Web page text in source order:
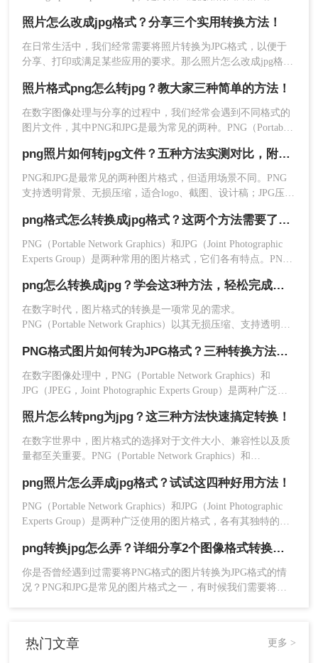
1、在手机应用商店中搜索并下载一个支持PNG转
JPG转换的应用程序，如QuickPic、Photo Editor
等。
3、在应用程序的设置或编辑选项中，选择保存格式
为JPEG（JPG）。
4、保存更改，这样你就得到了JPG格式的照片。
注意事项：
在转换过程中，由于JPEG格式是有损压缩，可能会
导致一定程度的图像质量损失。因此，在调整图像
质量设置时，要权衡文件大小和图像质量之间的关
系。
隐私保护。尽量避免上传包含敏感信息的照片。
转换后的JPG文件应该与原始PNG照片在视觉上保
持一致，包括颜色、分辨率等。如有需要，可以在
通过以上三种方法中的任何一种，你都可以轻松地
将PNG格式的照片转换为JPG格式，以满足不同的
使用需求。无论是为了减小文件大小，还是为了在
特定平台上发布，JPG格式都是一个很好的选择。
有损压缩特性，广泛应用于网页和摄影领域，因为它能在保持
较好图像质量的同时减小文件大小。那么png怎么转jpg格式照
片呢？，以下是一些方法和步骤。
照片怎么改成jpg格式？分享三个实用转换方法！
在日常生活中，我们经常需要将照片转换为JPG格式，以便于
分享、打印或满足某些应用的要求。那么照片怎么改成jpg格式
都有其特点和适用场景，您可以根据自己的需求选择最合适的
方式。
照片格式png怎么转jpg？教大家三种简单的方法！
在数字图像处理与分享的过程中，我们经常会遇到不同格式的
图片文件，其中PNG和JPG是最为常见的两种。PNG（Portable
青睐，而JPG（Joint Photographic Experts Group）则因其较高的
压缩比和广泛的兼容性成为网络传输和打印的首选格式
png照片如何转jpg文件？五种方法实测对比，附各场景最优选!！
PNG和JPG是最常见的两种图片格式，但适用场景不同。PNG
支持透明背景、无损压缩，适合logo、截图、设计稿；JPG压缩
件照提交。很多时候我们需要把PNG转成JPG——但不同方法
在转换质量、操作效率、数据安全方面差异很大，选错方法可
能导致图片模糊、色彩失真，甚至透明背景变成黑底。
png格式怎么转换成jpg格式？这两个方法需要了解！
PNG（Portable Network Graphics）和JPG（Joint Photographic
Experts Group）是两种常用的图片格式，它们各有特点。PNG
照片和有连续色调的图片。如果你有一张PNG图片，并希望将
其转换为JPG格式，那么png格式怎么转换成jpg格式呢？以下是
二种简单的方法。
png怎么转换成jpg？学会这3种方法，轻松完成图片转换！
在数字时代，图片格式的转换是一项常见的需求。
PNG（Portable Network Graphics）以其无损压缩、支持透明背
载、邮件附件或打印时，JPG（JPEG，Joint Photographic
Experts Group）格式因其较小的文件体积和广泛的兼容性而更
受欢迎。本文将详细解析png怎么转换成jpg，并提供几种实用
的转换方法。
PNG格式图片如何转为JPG格式？三种转换方法了解一下！
在数字图像处理中，PNG（Portable Network Graphics）和
JPG（JPEG，Joint Photographic Experts Group）是两种广泛使
称，非常适合用于需要高清晰度和透明背景的图像，如网页图
标、Logo等。而JPG则以其高效的压缩算法和广泛的兼容性
照片怎么转png为jpg？这三种方法快速搞定转换！
在数字世界中，图片格式的选择对于文件大小、兼容性以及质
量都至关重要。PNG（Portable Network Graphics）和
式，各有其特点。PNG格式以其无损压缩和透明背景支持而闻
名，而JPG则以较小的文件尺寸和广泛的兼容性在网页和社交
媒体上广受欢迎。因此，在某些情况下，您可能需要将PNG格
式的照片转换为JPG格式。那么照片怎么转png为jpg呢？以下是
几种实现这一转换的方法。
png照片怎么弄成jpg格式？试试这四种好用方法！
PNG（Portable Network Graphics）和JPG（Joint Photographic
Experts Group）是两种广泛使用的图片格式，各有其独特的优
线条图、文字图和图标等高质量图像；而JPG格式则以其有损
压缩和较高的压缩率闻名，适合存储照片和真实场景图像。然
而，有时我们需要将PNG照片转换为JPG格式，以减小文件大
小
png转换jpg怎么弄？详细分享2个图像格式转换方法！
你是否曾经遇到过需要将PNG格式的图片转换为JPG格式的情
况？PNG和JPG是常见的图片格式之一，有时候我们需要将
热门文章 更多 >